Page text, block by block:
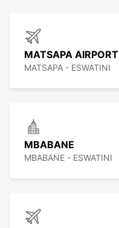
MATSAPA AIRPORT
MATSAPA - ESWATINI
MBABANE
MBABANE - ESWATINI